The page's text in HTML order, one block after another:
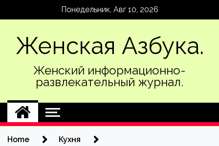
Понедельник, Авг 10, 2026
Женская Азбука.
Женский информационно-
развлекательный журнал.
Home
Кухня